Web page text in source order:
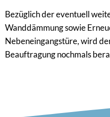
Bezüglich der eventuell
Wanddämmung sowie
Nebeneingangstüre, wird
Beauftragung nochmals